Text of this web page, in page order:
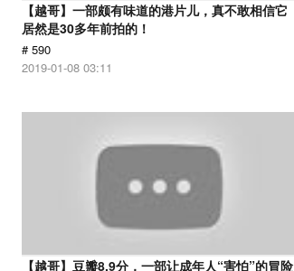
【越哥】一部颇有味道的港片儿，真不敢相信它
居然是30多年前拍的！
# 590
2019-01-08 03:11
【越哥】豆瓣8.9分，一部让成年人“害怕”的冒险